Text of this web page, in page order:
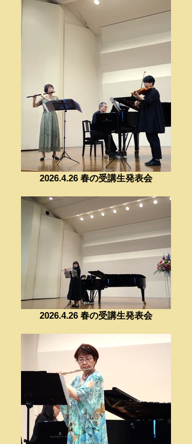
2026.4.26 春の受講生発表会
2026.4.26 春の受講生発表会